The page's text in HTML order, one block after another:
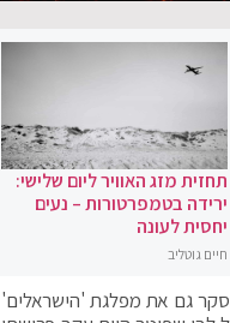
תחזית מזג האוויר ליום שלישי:
ירידה בטמפרטורות – נעים
יחסית לעונה
חיים גוטליב
גם את מפלגת 'הישראלים'